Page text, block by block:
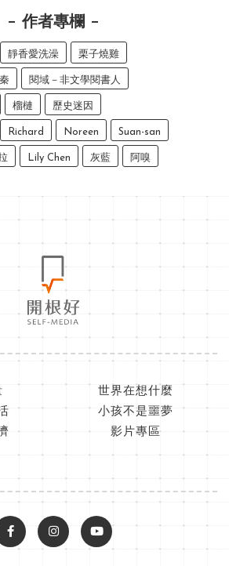
作者專欄
靜香愛洗澡 栗子燒雞
閱域－非文學閱書人
榴槤 歷史迷因
Richard Noreen Suan-san
Lily Chen 灰藍 阿嗅
世界在想什麼
小孩不是噩夢
影片專區